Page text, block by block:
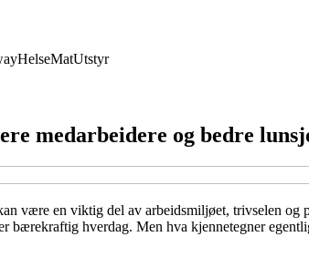
HelseMatUtstyr
medarbeidere og bedre
være en viktig del av arbeidsmiljøet, trivselen
bærekraftig hverdag. Men hva kjennetegner